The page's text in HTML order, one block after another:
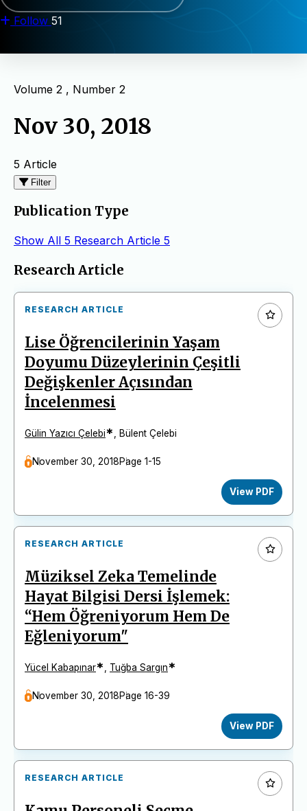
Follow 51
Volume 2 , Number 2
Nov 30, 2018
5 Article
Filter
Publication Type
Show All 5 Research Article 5
Articles
Research Article
RESEARCH ARTICLE
Lise Öğrencilerinin Yaşam
Doyumu Düzeylerinin Çeşitli
Değişkenler Açısından
İncelenmesi
Gülin Yazıcı Çelebi* Bülent Çelebi
November 30, 2018Page 1-15
View PDF
RESEARCH ARTICLE
Müziksel Zeka Temelinde
Hayat Bilgisi Dersi İşlemek:
“Hem Öğreniyorum Hem De
Eğleniyorum"
Yücel Kabapınar* Tuğba Sargın*
November 30, 2018Page 16-39
View PDF
RESEARCH ARTICLE